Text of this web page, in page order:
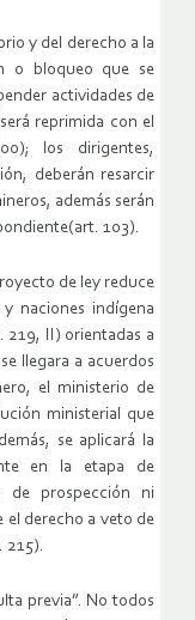
y del derecho a la
o bloqueo que se
actividades de
reprimida con el
los dirigentes,
deberán resarcir
además serán
103).
de ley reduce
naciones indígena
219, II) orientadas a
llegara a acuerdos
el ministerio de
ministerial que
se aplicará la
en la etapa de
de prospección ni
el derecho a veto de
215).
previa”. No todos